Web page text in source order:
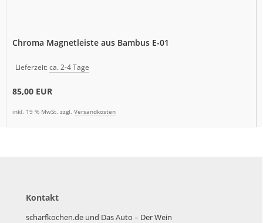
Chroma Magnetleiste aus Bambus E-01
Lieferzeit:ca. 2-4 Tage
85,00 EUR
inkl. 19 % MwSt. zzgl. Versandkosten
Kontakt
scharfkochen.de und Das Auto – Der Wein